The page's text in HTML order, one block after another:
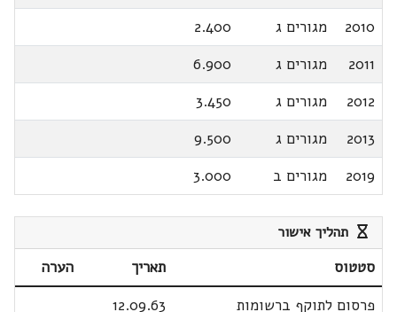
2010
מגורים ג
2.400
2011
מגורים ג
6.900
2012
מגורים ג
3.450
2013
מגורים ג
9.500
2019
מגורים ב 3.000
תהליך אישור
סטטוס תאריך
הערה
פרסום לתוקף ברשומות
12.09.63